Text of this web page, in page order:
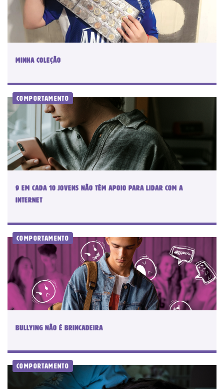
Minha coleção
Comportamento
9 em cada 10 jovens não têm apoio para lidar com a
internet
Comportamento
Bullying não é brincadeira
Comportamento